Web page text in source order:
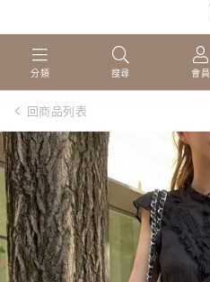
分類 搜尋 會員
回商品列表